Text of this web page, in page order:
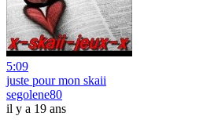
5:09
juste pour mon skaii
segolene80
il y a 19 ans